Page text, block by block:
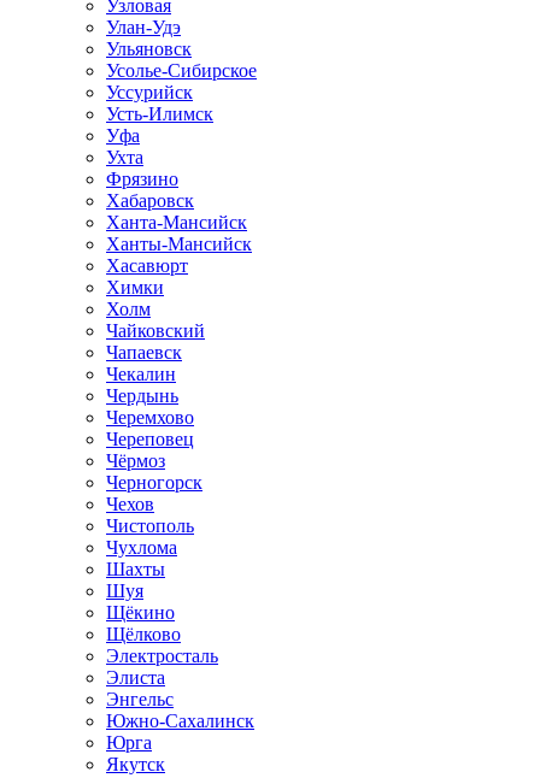
Узловая
Улан-Удэ
Ульяновск
Усолье-Сибирское
Уссурийск
Усть-Илимск
Уфа
Ухта
Фрязино
Хабаровск
Ханта-Мансийск
Ханты-Мансийск
Хасавюрт
Химки
Холм
Чайковский
Чапаевск
Чекалин
Чердынь
Черемхово
Череповец
Чёрмоз
Черногорск
Чехов
Чистополь
Чухлома
Шахты
Шуя
Щёкино
Щёлково
Электросталь
Элиста
Энгельс
Южно-Сахалинск
Юрга
Якутск